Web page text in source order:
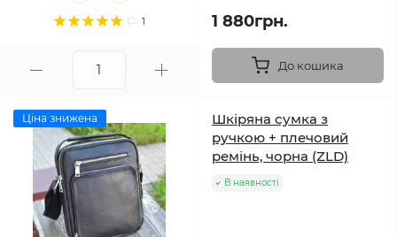
1 1 880грн.
До кошика
Ціна знижена
Шкіряна сумка з
ручкою + плечовий
ремінь, чорна (ZLD)
В наявності